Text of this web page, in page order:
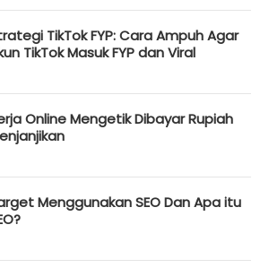
TikTok FYP: Cara Ampuh Agar
TikTok Masuk FYP dan Viral
Online Mengetik Dibayar Rupiah
Menggunakan SEO Dan Apa itu